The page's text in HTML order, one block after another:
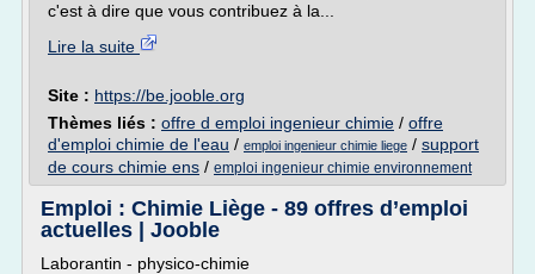
c'est à dire que vous contribuez à la...
Lire la suite
Site : https://be.jooble.org
Thèmes liés : offre d emploi ingenieur chimie / offre
d'emploi chimie de l'eau / emploi ingenieur chimie liege / support
de cours chimie ens / emploi ingenieur chimie environnement
Emploi : Chimie Liège - 89 offres d’emploi
actuelles | Jooble
Laborantin - physico-chimie